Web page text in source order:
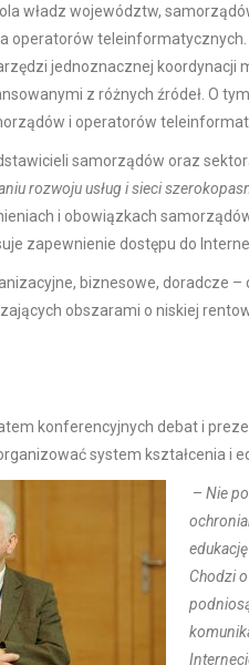
władz województw,
operatorów teleinformatycznych.
jednoznacznej koordynacji
z różnych źródeł. O
i operatorów
samorządów oraz
rozwoju usług i sieci
i obowiązkach
zapewnienie dostępu do
biznesowe, doradcze –
obszarami o niskiej
konferencyjnych debat i
system kształcenia i
– Nie
Chodzi